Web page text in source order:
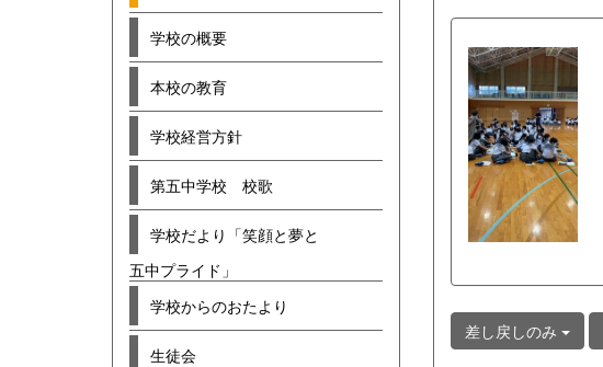
差し戻しのみ
学校の概要
本校の教育
学校経営方針
第五中学校 校歌
学校だより「笑顔と夢と
五中プライド」
学校からのおたより
生徒会